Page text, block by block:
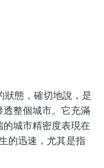
狀態，確切地說，是
整個城市。它充滿
城市精密度表現在
的迅速，尤其是指